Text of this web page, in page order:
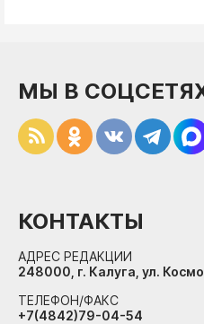
МЫ В
КОНТАКТЫ
АДРЕС РЕДАКЦИИ
248000, г. Калуга, ул.
ТЕЛЕФОН/ФАКС
+7(4842)79-04-54